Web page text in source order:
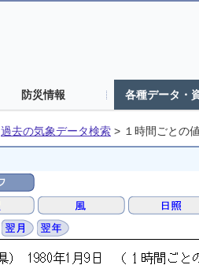
防災情報 各種データ・
過去の気象データ検索 > １時間ごとの